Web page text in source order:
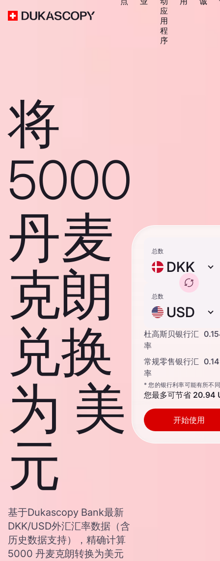
应
用
程
序
将
5000
丹麦
克朗
兑换
为 美
元
基于Dukascopy Bank最新
DKK/USD外汇汇率数据（含
历史数据支持），精确计算
5000 丹麦克朗转换为美元
总数
DKK
总数
USD
杜高斯贝银行汇
率
常规零售银行汇
率
* 您的银行利率可能有所不同
您最多可节省 20.94
开始使用